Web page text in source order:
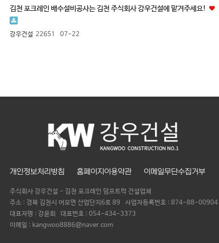
김천 포크레인 배수설비공사는 김천 주식회사 강우건설에 맡겨주세요!
강우건설 22651 07-22
개인정보처리방침 홈페이지이용약관 이메일무단수집거부
주식회사 강우건설 - 김천 포크레인 덤프트럭 건설업체
주소 : 경북 김천시 어모면 산업단지6로 89
사업자등록번호 : 874-88-00904
대표자명 : 강윤희 대표번호 : 054-434-3373
이메일 : kangwoo8886@naver.com